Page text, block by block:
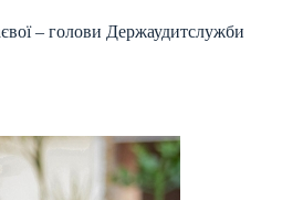
– голови Держаудитслужби